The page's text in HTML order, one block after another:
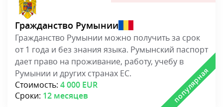
Гражданство Румынии
Гражданство Румынии можно получить за срок
от 1 года и без знания языка. Румынский паспорт
дает право на проживание, работу, учебу в
Румынии и других странах ЕС.
Стоимость: 4 000 EUR
Сроки: 12 месяцев